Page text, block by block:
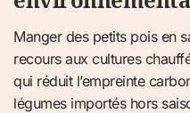
Manger des petits pois en
recours aux cultures
qui réduit l’empreinte
légumes importés hors